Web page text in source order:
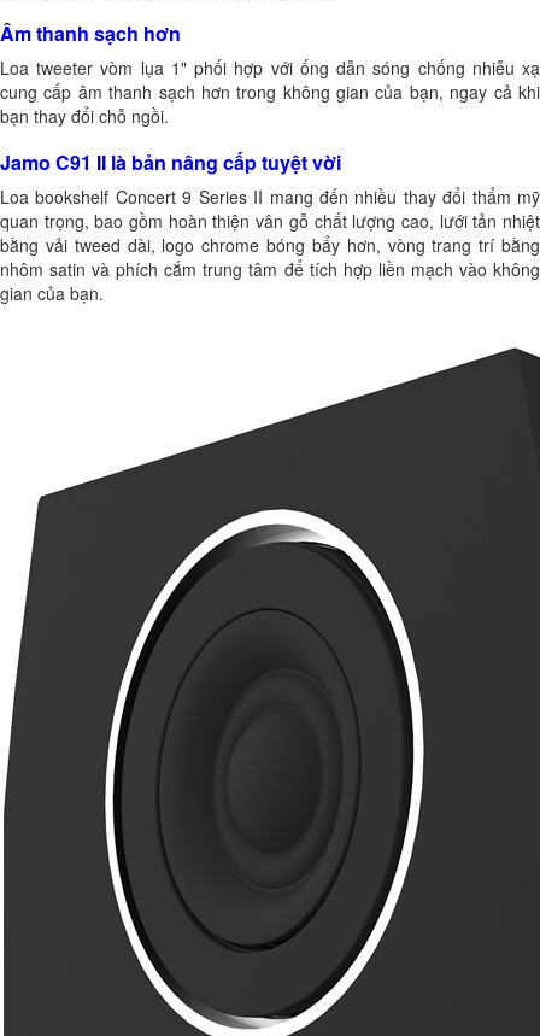
Âm thanh sạch hơn
Loa tweeter vòm lụa 1" phối hợp với ống dẫn sóng chống nhiễu xạ
cung cấp âm thanh sạch hơn trong không gian của bạn, ngay cả khi
bạn thay đổi chỗ ngồi.
Jamo C91 II là bản nâng cấp tuyệt vời
Loa bookshelf Concert 9 Series II mang đến nhiều thay đổi thẩm mỹ
quan trọng, bao gồm hoàn thiện vân gỗ chất lượng cao, lưới tản nhiệt
bằng vải tweed dài, logo chrome bóng bẩy hơn, vòng trang trí bằng
nhôm satin và phích cắm trung tâm để tích hợp liền mạch vào không
gian của bạn.